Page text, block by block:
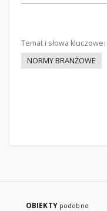
Temat i słowa kluczowe:
NORMY BRANŻOWE
OBIEKTY podobne